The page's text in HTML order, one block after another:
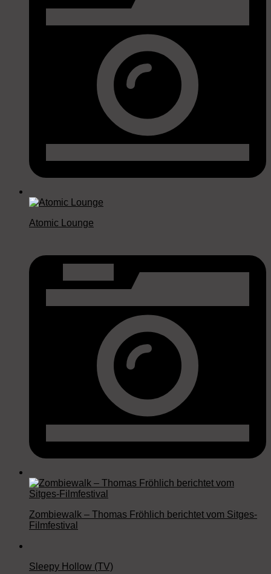
Atomic Lounge
Zombiewalk – Thomas Fröhlich berichtet vom Sitges-
Filmfestival
Sleepy Hollow (TV)